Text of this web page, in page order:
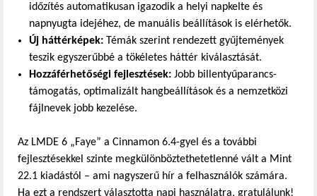
időzítés automatikusan igazodik a helyi napkelte és
napnyugta idejéhez, de manuális beállítások is elérhetők.
Új háttérképek: Témák szerint rendezett gyűjtemények
teszik egyszerűbbé a tökéletes háttér kiválasztását.
Hozzáférhetőségi fejlesztések: Jobb billentyűparancs-
támogatás, optimalizált hangbeállítások és a nemzetközi
fájlnevek jobb kezelése.
Az LMDE 6 „Faye” a Cinnamon 6.4-gyel és a további
fejlesztésekkel szinte megkülönböztethetetlenné vált a Mint
22.1 kiadástól – ami nagyszerű hír a felhasználók számára.
Ha ezt a rendszert választotta napi használatra, gratulálunk!